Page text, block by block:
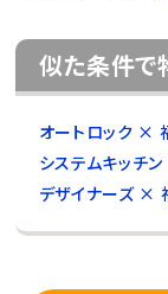
似た条件で
オートロック ×
システムキッチ
デザイナーズ ×